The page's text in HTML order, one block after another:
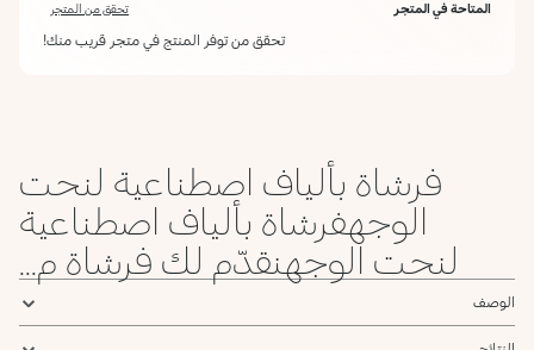
المتاحة في المتجر تحقق من المتجر
تحقق من توفر المنتج في متجر قريب منك!
فرشاة بألياف اصطناعية لنحت
الوجهفرشاة بألياف اصطناعية
لنحت الوجهنقدّم لك فرشاة م...
الوصف